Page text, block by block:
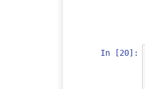
In [20]: